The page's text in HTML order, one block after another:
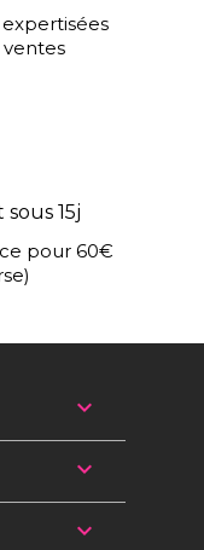
15j
pour 60€


